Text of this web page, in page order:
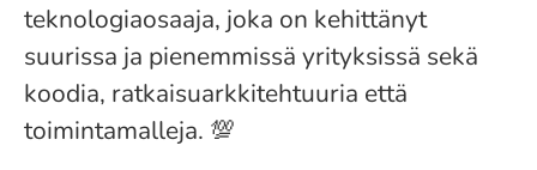
teknologiaosaaja, joka on kehittänyt
suurissa ja pienemmissä yrityksissä sekä
koodia, ratkaisuarkkitehtuuria että
toimintamalleja. 💯